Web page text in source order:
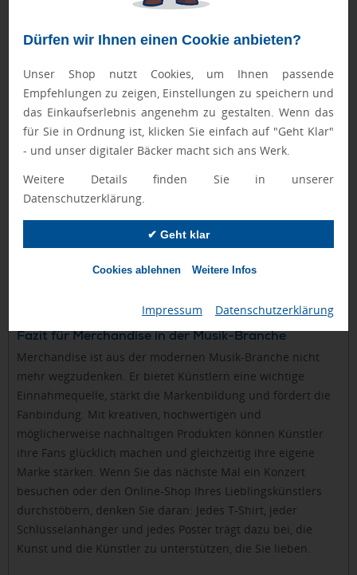
Dürfen wir Ihnen einen Cookie anbieten?
Unser Shop nutzt Cookies, um Ihnen passende
Empfehlungen zu zeigen, Einstellungen zu speichern und
das Einkaufserlebnis angenehm zu gestalten. Wenn das
für Sie in Ordnung ist, klicken Sie einfach auf "Geht Klar"
- und unser digitaler Bäcker macht sich ans Werk.
Weitere Details finden Sie in unserer
Datenschutzerklärung.
✔ Geht klar
Cookies ablehnen Weitere Infos
Impressum Datenschutzerklärung
Künstler und Fan schaffen.
Nachhaltigkeit bei Merchandise in der Musik-
Ein wachsender Trend im Merchandise-Bereich ist die
Nachhaltigkeit. Immer mehr Künstler und Fans legen
nämlich Wert auf umweltfreundliche und ethisch
produzierte Artikel. Hier einige Möglichkeiten, wie Künstler
nachhaltiges Merchandise anbieten können:
Bio-Baumwolle und recycelte Materialien:
T-Shirts
und andere Bekleidungsartikel aus biologisch
angebauter Baumwolle oder recycelten Stoffen sind
Lokale Produktion:Durch die Produktion in der Nähe
des Marktes können Transportwege verkürzt und die
Faire Arbeitsbedingungen:Sicher zu stellen, dass die
sondern kann auch ein Verkaufsargument sein.
Fazit für Merchandise in der Musik-Branche
Merchandise ist aus der modernen Musik-Branche nicht
mehr wegzudenken. Er bietet Künstlern eine wichtige
Einnahmequelle, stärkt die Markenbildung und fördert die
Fanbindung. Mit kreativen, hochwertigen und
möglicherweise nachhaltigen Produkten können Künstler
ihre Fans glücklich machen und gleichzeitig ihre eigene
Marke stärken. Wenn Sie das nächste Mal ein Konzert
besuchen oder den Online-Shop Ihres Lieblingskünstlers
durchstöbern, denken Sie daran: Jedes T-Shirt, jeder
Schlüsselanhänger und jedes Poster trägt dazu bei, die
Kunst und die Künstler zu unterstützen, die Sie lieben.